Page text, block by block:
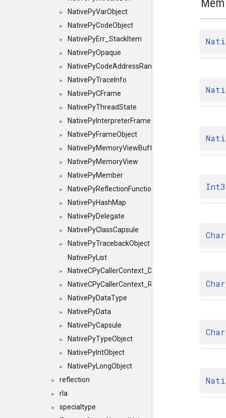
► NativePyVarObject
► NativePyCodeObject
► NativePyErr_StackItem
► NativePyOpaque
► NativePyCodeAddressRange
► NativePyTraceInfo
► NativePyCFrame
► NativePyThreadState
► NativePyInterpreterFrame
► NativePyFrameObject
► NativePyMemoryViewBuffer
► NativePyMemoryView
► NativePyMember
► NativePyReflectionFunction
► NativePyHashMap
► NativePyDelegate
► NativePyClassCapsule
►
NativePyTracebackObject
NativePyList
► NativeCPyCallerContext_Debug
► NativeCPyCallerContext_Release
► NativePyDataType
► NativePyData
► NativePyCapsule
► NativePyTypeObject
► NativePyIntObject
► NativePyLongObject
► reflection
► rla
►
specialtype
Char
Char
Char